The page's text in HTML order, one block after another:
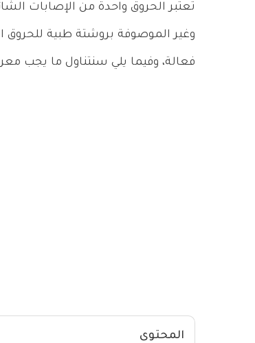
تعتبر الحروق واحدة من الإصابات
وغير الموصوفة بروشتة طبية
فعالة، وفيما يلي سنتناول ما يجب
المحتوى